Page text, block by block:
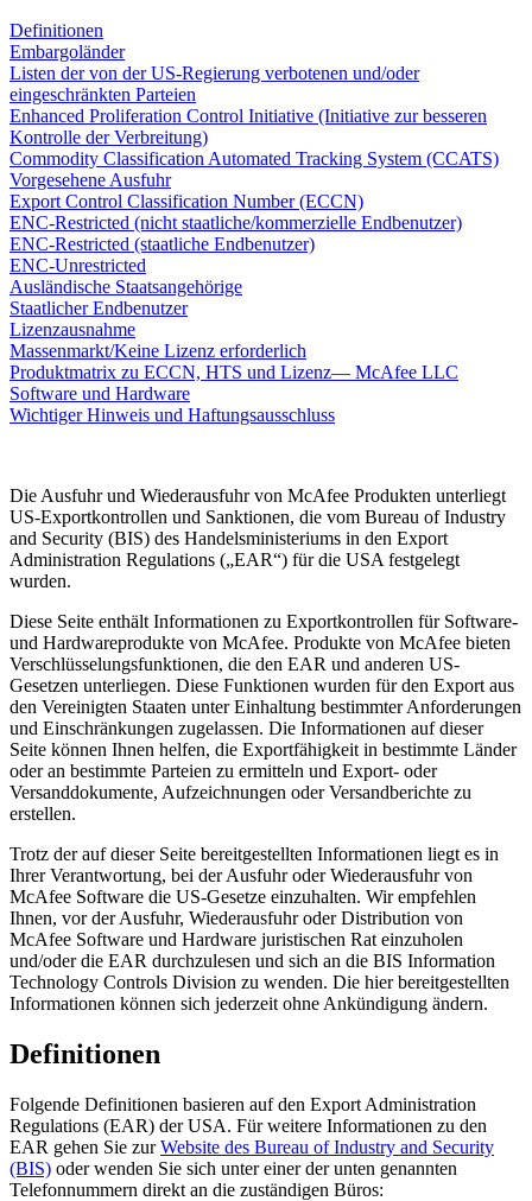
Definitionen
Embargoländer
Listen der von der US-Regierung verbotenen und/oder
eingeschränkten Parteien
Enhanced Proliferation Control Initiative (Initiative zur besseren
Kontrolle der Verbreitung)
Commodity Classification Automated Tracking System (CCATS)
Vorgesehene Ausfuhr
Export Control Classification Number (ECCN)
ENC-Restricted (nicht staatliche/kommerzielle Endbenutzer)
ENC-Restricted (staatliche Endbenutzer)
ENC-Unrestricted
Ausländische Staatsangehörige
Staatlicher Endbenutzer
Lizenzausnahme
Massenmarkt/Keine Lizenz erforderlich
Produktmatrix zu ECCN, HTS und Lizenz— McAfee LLC
Software und Hardware
Wichtiger Hinweis und Haftungsausschluss
Die Ausfuhr und Wiederausfuhr von McAfee Produkten unterliegt
US-Exportkontrollen und Sanktionen, die vom Bureau of Industry
and Security (BIS) des Handelsministeriums in den Export
Administration Regulations („EAR“) für die USA festgelegt
wurden.
Diese Seite enthält Informationen zu Exportkontrollen für Software-
und Hardwareprodukte von McAfee. Produkte von McAfee bieten
Verschlüsselungsfunktionen, die den EAR und anderen US-
Gesetzen unterliegen. Diese Funktionen wurden für den Export aus
den Vereinigten Staaten unter Einhaltung bestimmter Anforderungen
und Einschränkungen zugelassen. Die Informationen auf dieser
Seite können Ihnen helfen, die Exportfähigkeit in bestimmte Länder
oder an bestimmte Parteien zu ermitteln und Export- oder
Versanddokumente, Aufzeichnungen oder Versandberichte zu
erstellen.
Trotz der auf dieser Seite bereitgestellten Informationen liegt es in
Ihrer Verantwortung, bei der Ausfuhr oder Wiederausfuhr von
McAfee Software die US-Gesetze einzuhalten. Wir empfehlen
Ihnen, vor der Ausfuhr, Wiederausfuhr oder Distribution von
McAfee Software und Hardware juristischen Rat einzuholen
und/oder die EAR durchzulesen und sich an die BIS Information
Technology Controls Division zu wenden. Die hier bereitgestellten
Informationen können sich jederzeit ohne Ankündigung ändern.
Definitionen
Folgende Definitionen basieren auf den Export Administration
Regulations (EAR) der USA. Für weitere Informationen zu den
EAR gehen Sie zurWebsite des Bureau of Industry and Security
(BIS) oder wenden Sie sich unter einer der unten genannten
Telefonnummern direkt an die zuständigen Büros: